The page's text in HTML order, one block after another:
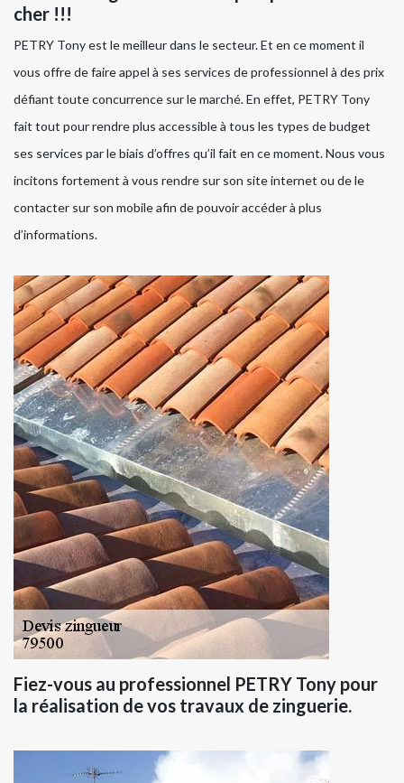
cher !!!
PETRY Tony est le meilleur dans le secteur. Et en ce moment il
vous offre de faire appel à ses services de professionnel à des prix
défiant toute concurrence sur le marché. En effet, PETRY Tony
fait tout pour rendre plus accessible à tous les types de budget
ses services par le biais d’offres qu’il fait en ce moment. Nous vous
incitons fortement à vous rendre sur son site internet ou de le
contacter sur son mobile afin de pouvoir accéder à plus
d’informations.
Fiez-vous au professionnel PETRY Tony pour
la réalisation de vos travaux de zinguerie.